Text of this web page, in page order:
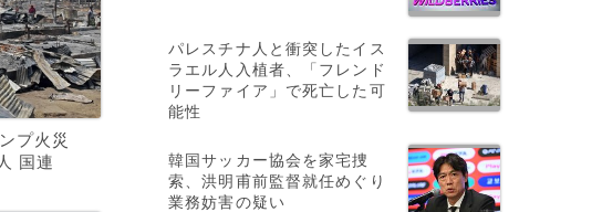
プ火災
国連
パレスチナ人と衝突したイス
ラエル人入植者、「フレンド
リーファイア」で死亡した可
能性
韓国サッカー協会を家宅捜
索、洪明甫前監督就任めぐり
業務妨害の疑い